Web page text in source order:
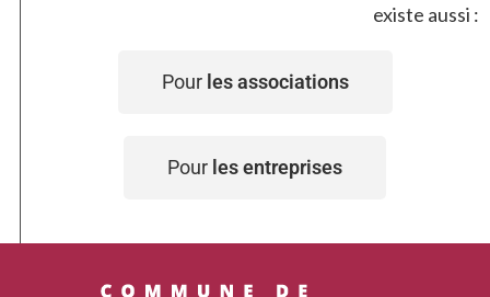
existe aussi :
Pour les associations
Pour les entreprises